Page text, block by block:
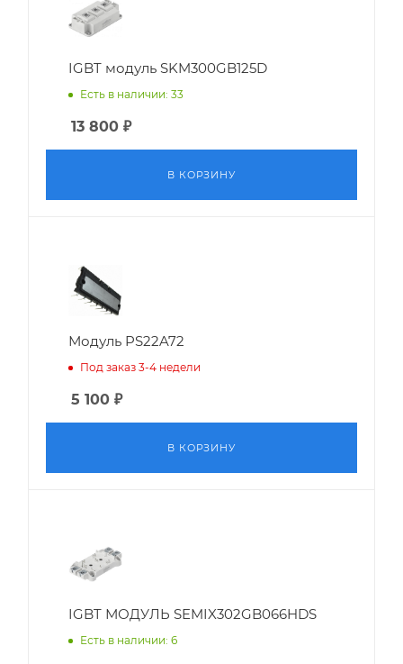
IGBT модуль SKM300GB125D
Есть в наличии: 33
13 800 ₽
В КОРЗИНУ
Модуль PS22A72
Под заказ 3-4 недели
5 100 ₽
В КОРЗИНУ
IGBT МОДУЛЬ SEMIX302GB066HDS
Есть в наличии: 6